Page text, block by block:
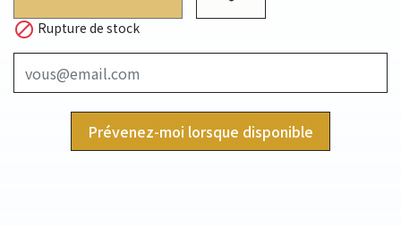
 Rupture de stock
Prévenez-moi lorsque disponible